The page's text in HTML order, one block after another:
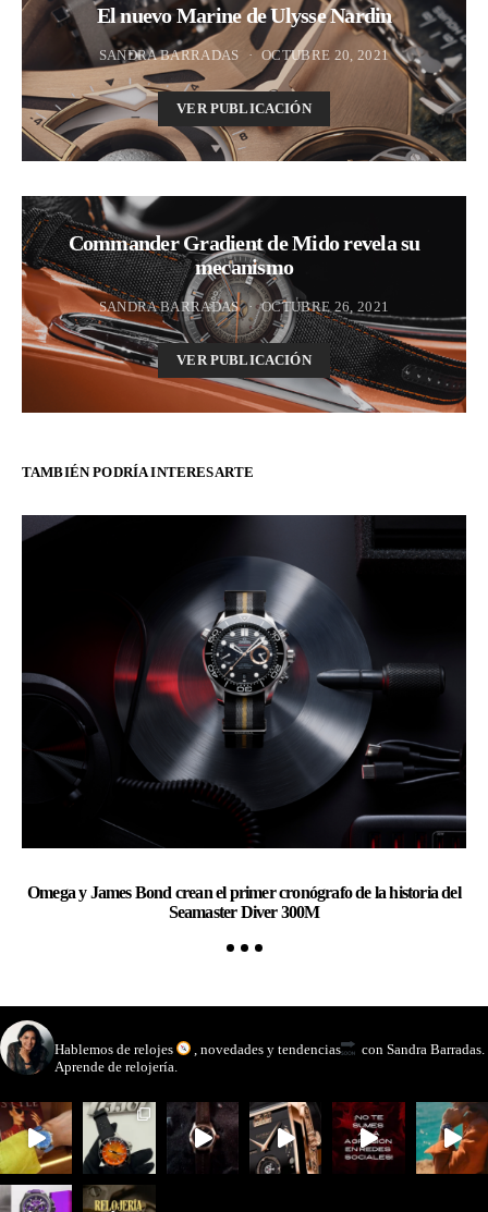
El nuevo Marine de Ulysse Nardin
SANDRA BARRADAS OCTUBRE 20, 2021
VER PUBLICACIÓN
Commander Gradient de Mido revela su
mecanismo
SANDRA BARRADAS OCTUBRE 26, 2021
VER PUBLICACIÓN
TAMBIÉN PODRÍA INTERESARTE
Omega y James Bond crean el primer cronógrafo de la historia del
Seamaster Diver 300M
Hablemos de relojes , novedades y tendencias
con Sandra Barradas.
Aprende de relojería.